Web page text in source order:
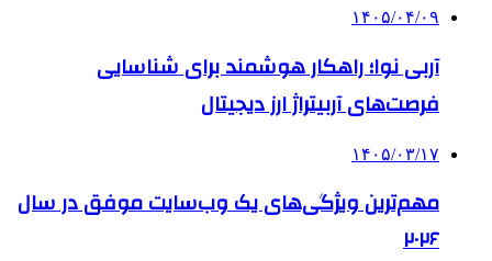
۱۴۰۵/۰۴/۰۹
آربی نوا؛ راهکار هوشمند برای شناسایی
فرصت‌های آربیتراژ ارز دیجیتال
۱۴۰۵/۰۳/۱۷
مهم‌ترین ویژگی‌های یک وب‌سایت موفق در سال
۲۰۲۶